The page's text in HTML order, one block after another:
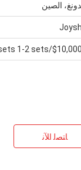
الصين
$10,000.00/sets
ﺎﺘﺼﻟ ﺍﻶﻧ